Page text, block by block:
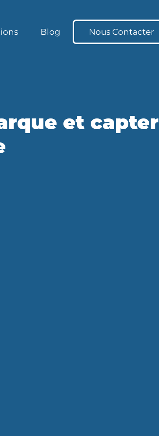
Blog Nous Contacter
et capter